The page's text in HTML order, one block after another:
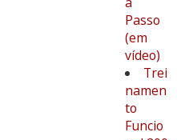
Passo
(em
vídeo)
Trei
namen
to
Funcio